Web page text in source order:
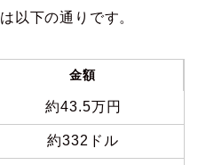
以下の通りです。
金額
約43.5万円
約332ドル